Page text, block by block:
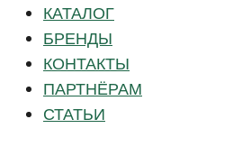
КАТАЛОГ
БРЕНДЫ
КОНТАКТЫ
ПАРТНЁРАМ
СТАТЬИ